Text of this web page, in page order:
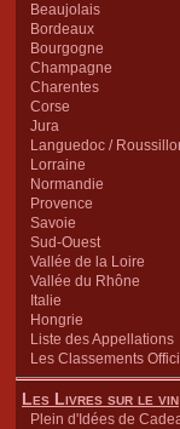
Beaujolais
Bordeaux
Bourgogne
Champagne
Charentes
Corse
Jura
Languedoc /
Lorraine
Normandie
Provence
Savoie
Sud-Ouest
Vallée de la Loire
Vallée du Rhône
Italie
Hongrie
Liste des Appellations
Les Classements
Les Livres sur le vin
Plein d'Idées de